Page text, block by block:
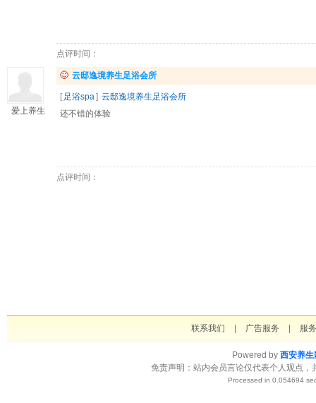
点评时间：
爱上养生
云邸逸境养生足浴会所
[ 足浴spa] 云邸逸境养生足浴会所
还不错的体验
点评时间：
联系我们 广告服务 服
Powered by 西安养生
免责声明：站内会员言论仅代表个人观点
Processed in 0.054694